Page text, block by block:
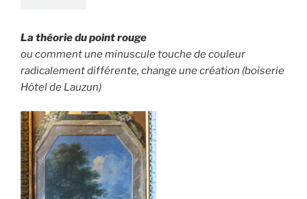
La théorie du point rouge
ou comment une minuscule touche de couleur
radicalement différente, change une création (boiserie
Hôtel de Lauzun)